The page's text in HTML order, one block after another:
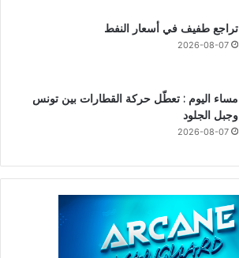
تراجع طفيف في أسعار النفط
2026-08-07
مساء اليوم : تعطّل حركة القطارات بين تونس
وجبل الجلود
2026-08-07